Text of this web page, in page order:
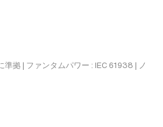
拠 | ファンタムパワー : IEC 61938 | ノ